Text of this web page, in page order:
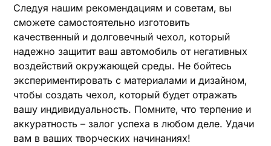
Следуя нашим рекомендациям и советам‚ вы
сможете самостоятельно изготовить
качественный и долговечный чехол‚ который
надежно защитит ваш автомобиль от негативных
воздействий окружающей среды. Не бойтесь
экспериментировать с материалами и дизайном‚
чтобы создать чехол‚ который будет отражать
вашу индивидуальность. Помните‚ что терпение и
аккуратность – залог успеха в любом деле. Удачи
вам в ваших творческих начинаниях!